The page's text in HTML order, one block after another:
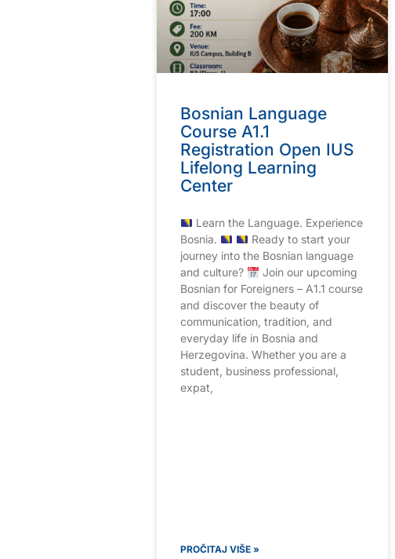
Bosnian Language
Course A1.1
Registration Open IUS
Lifelong Learning
Center
Learn the Language. Experience
Bosnia.
Ready to start your
journey into the Bosnian language
and culture?
Join our upcoming
Bosnian for Foreigners – A1.1 course
and discover the beauty of
communication, tradition, and
everyday life in Bosnia and
Herzegovina. Whether you are a
student, business professional,
expat,
PROČITAJ VIŠE »